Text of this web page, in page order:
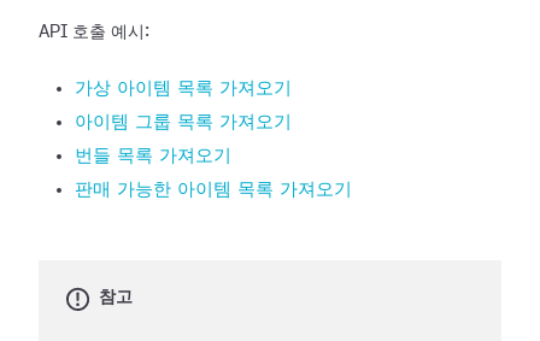
API 호출 예시:
가상 아이템 목록 가져오기
아이템 그룹 목록 가져오기
번들 목록 가져오기
판매 가능한 아이템 목록 가져오기
참고